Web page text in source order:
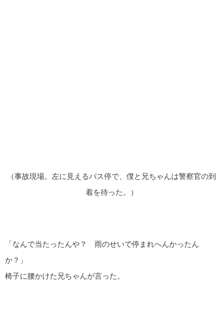
（事故現場。左に見えるバス停で、僕と兄ちゃんは警察官の到
着を待った。）
「なんで当たったんや？ 雨のせいで停まれへんかったん
か？」
椅子に腰かけた兄ちゃんが言った。